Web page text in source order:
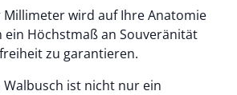
Höchstmaß an Souveränität
zu garantieren.
Walbusch ist nicht nur ein